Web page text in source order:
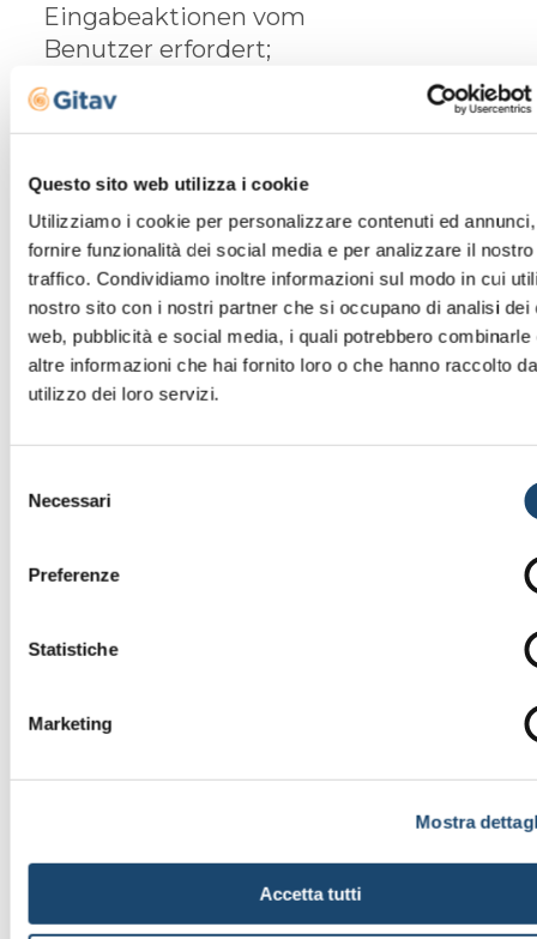
Questo sito web utilizza i cookie
Utilizziamo i cookie per personalizzare contenuti ed
fornire funzionalità dei social media e per analizzare il nostro
traffico. Condividiamo inoltre informazioni sul modo in cui
nostro sito con i nostri partner che si occupano di analisi dei
web, pubblicità e social media, i quali potrebbero combinarle
altre informazioni che hai fornito loro o che hanno raccolto
utilizzo dei loro servizi.
delNecessari
Preferenze
Statistiche
Marketing
Mostra
Accetta tutti
Eingabeaktionen vom
Benutzer erfordert;
•
ein Eingabefehler identifiziert
Korrektur bekannt sind,
werden diese Vorschläge dem
Benutzer nicht immer
bereitgestellt, es sei denn,
dies beeinträchtigt die
Sicherheit oder den Zweck
des Inhalts;
•Anforderung 9.4.1.1 – Der
Markup-Code der Seiten
Spezifikationen oder enthält
Attribute und IDs.
Erstellung der Erklärung zur
Diese Erklärung wurde am
subjektive Analysen
durchgeführt (siehe Artikel 3,
Absatz 1 des